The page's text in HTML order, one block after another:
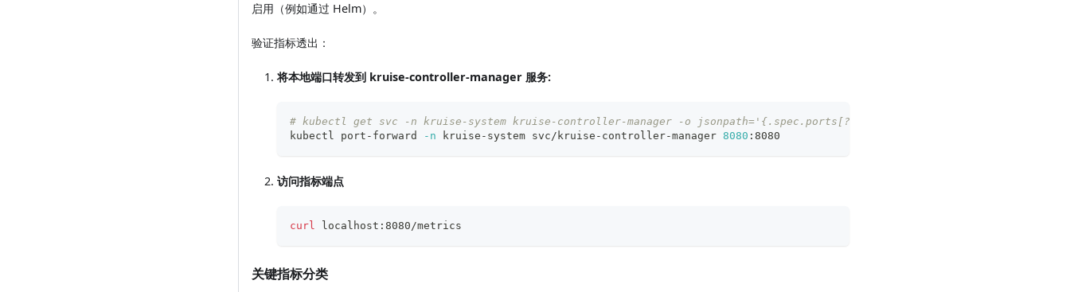
启用（例如通过 Helm）。
验证指标透出：
将本地端口转发到 kruise-controller-manager 服务:
# kubectl get svc -n kruise-system kruise-controller-manager -o jsonpath='{.spec.ports[?(@.name=="metrics")].port}' # to
kubectl port-forward
-n kruise-system svc/kruise-controller-manager 8080 :8080
访问指标端点
curl localhost:8080/metrics
关键指标分类